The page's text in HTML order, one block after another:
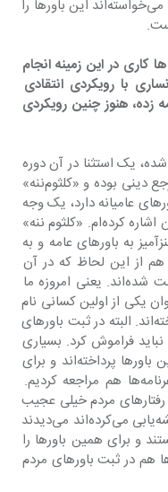
قصدشان انعکاس و اشاعه آنها نبوده بلکه می‌خواسته‌اند این باورها را
‌البته گویا بعد از «کلثوم‌ننه» دیگر تا مدت‌ها کاری در این زمینه انجام
با رویکردی انتقادی
هنوز چنین رویکردی
شده، یک استثنا در آن دوره
است. آقا جمال خوانساری یک فقیه و مرجع دینی بوده و «کلثوم‌ننه»
از لحاظ جمع‌آوری باورهای عامیانه دارد، یک وجه
پارودیک هم دارد که من در مقاله‌ای به آن اشاره کرده‌ام. «کلثوم ننه»
به باورهای عامه و به
از این لحاظ که در آن
برای اولین بار این باورها جمع‌آوری و ثبت شده‌اند. یعنی امروزه ما
یکی از اولین کسانی نام
ببریم که به ثبت باورهای عامه مردم پرداخته‌اند. البته در ثبت باورهای
را هم نباید فراموش کرد. بسیاری
از سفرنامه‌نویسان مثل شاردن به ثبت این باورها پرداخته‌اند و برای
همین ما هنگام تألیف این کتاب به ‌سفرنامه‌ها هم مراجعه کردیم.
که به ایران می‌آمده‌اند رفتارهای مردم خیلی عجیب
بوده و بعد که این رفتارها را پیگیری و ریشه‌یابی می‌کرده‌اند می‌دیدند
و برای همین باورها را
می‌کرده‌اند. بنابراین سفرنامه‌نویس‌ها هم در ثبت باورهای مردم